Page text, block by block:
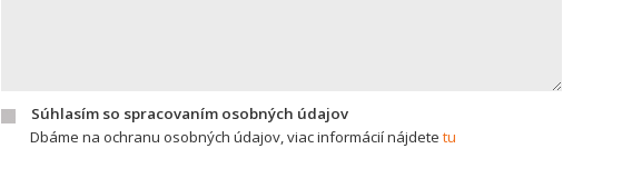
Súhlasím so spracovaním osobných údajov
Dbáme na ochranu osobných údajov, viac informácií nájdete tu